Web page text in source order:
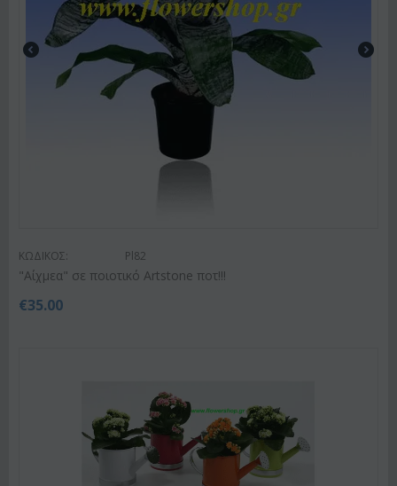
ΚΩΔΙΚΟΣ: Pl82
"Αίχμεα" σε ποιοτικό Artstone ποτ!!!
€35.00